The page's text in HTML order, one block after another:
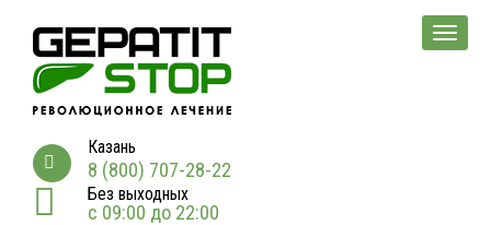
Казань
8 (800) 707-28-22
Без выходных
с 09:00 до 22:00